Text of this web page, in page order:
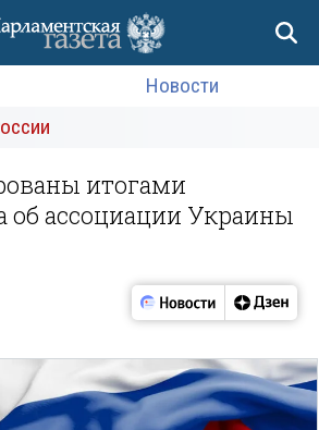
Новости
итогами
об ассоциации Украины